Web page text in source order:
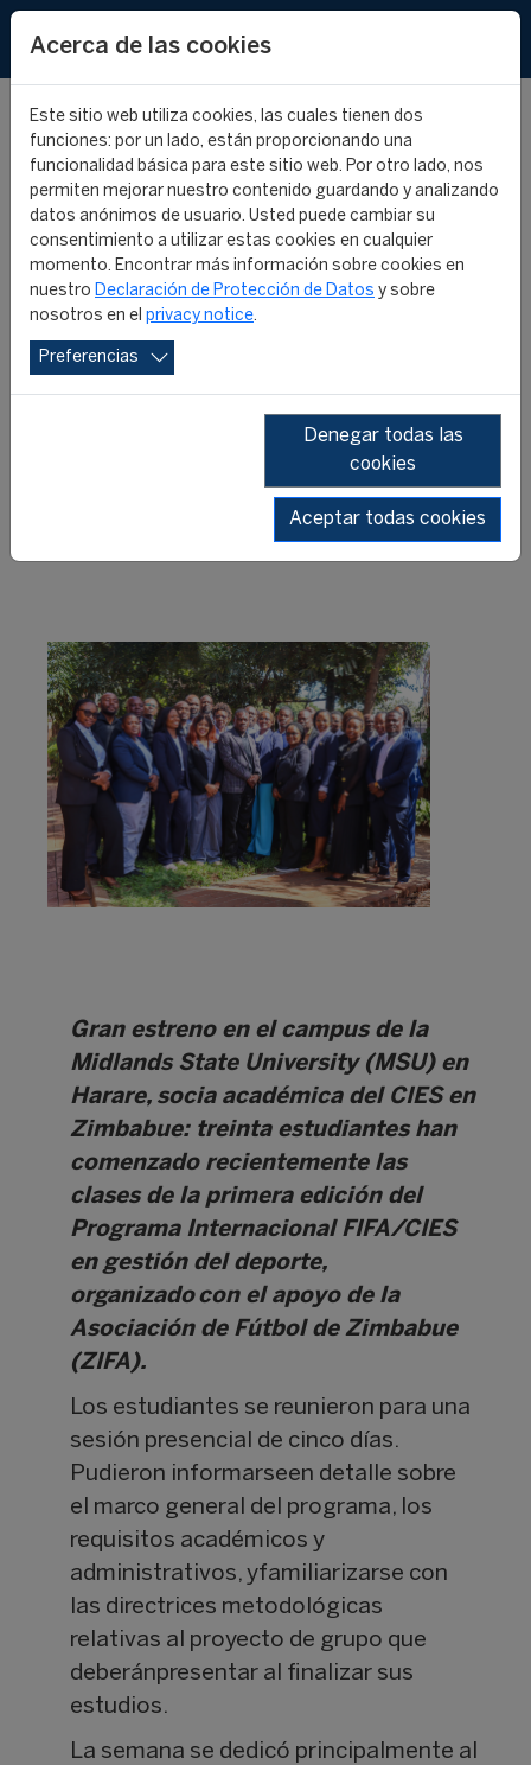
Zimbabue: Los
estudiantes del primer
Programa Internacional
MSU/ZIFA/FIFA/CIES han
comenzado las clases
PROGRAMA INTERNACIONAL FIFA/CIES
DE GESTIÓN DEL DEPORTE
Gran estreno en el campus de la
Midlands State University (MSU) en
Harare, socia académica del CIES en
Zimbabue: treinta estudiantes han
comenzado recientemente las
clases de la primera edición del
Programa Internacional FIFA/CIES
en gestión del deporte,
organizado con el apoyo de la
Asociación de Fútbol de Zimbabue
(ZIFA).
Los estudiantes se reunieron para una
sesión presencial de cinco días.
Pudieron informarseen detalle sobre
el marco general del programa, los
requisitos académicos y
administrativos, yfamiliarizarse con
las directrices metodológicas
relativas al proyecto de grupo que
deberánpresentar al finalizar sus
estudios.
La semana se dedicó principalmente al
Acerca de las cookies
Este sitio web utiliza cookies, las cuales tienen dos
funciones: por un lado, están proporcionando una
funcionalidad básica para este sitio web. Por otro lado, nos
permiten mejorar nuestro contenido guardando y analizando
datos anónimos de usuario. Usted puede cambiar su
consentimiento a utilizar estas cookies en cualquier
momento. Encontrar más información sobre cookies en
nuestro Declaración de Protección de Datos y sobre
nosotros en el privacy notice.
Preferencias
Denegar todas las
cookies
Aceptar todas cookies